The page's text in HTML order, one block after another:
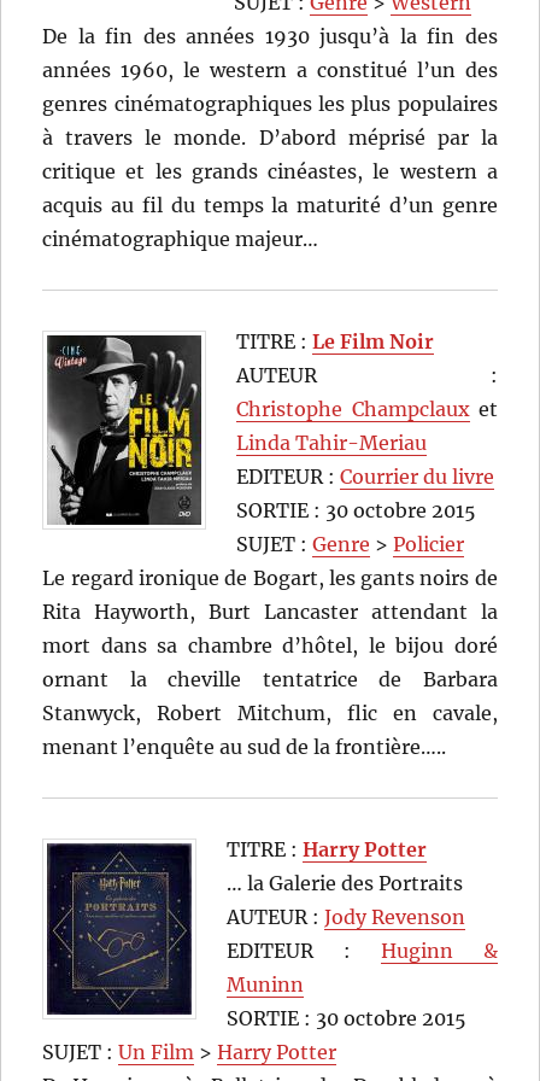
De la fin des années 1930 jusqu’à la fin des
années 1960, le western a constitué l’un des
genres cinématographiques les plus populaires
à travers le monde. D’abord méprisé par la
critique et les grands cinéastes, le western a
acquis au fil du temps la maturité d’un genre
cinématographique majeur…
TITRE :Le Film Noir
AUTEUR :
Christophe Champclauxet
Linda Tahir-Meriau
EDITEUR :Courrier du livre
SORTIE : 30 octobre 2015
SUJET :Genre >Policier
Le regard ironique de Bogart, les gants noirs de
Rita Hayworth, Burt Lancaster attendant la
mort dans sa chambre d’hôtel, le bijou doré
ornant la cheville tentatrice de Barbara
Stanwyck, Robert Mitchum, flic en cavale,
menant l’enquête au sud de la frontière…..
TITRE :Harry Potter
… la Galerie des Portraits
AUTEUR :Jody Revenson
EDITEUR : Huginn &
Muninn
SORTIE : 30 octobre 2015
SUJET :Un Film >Harry Potter